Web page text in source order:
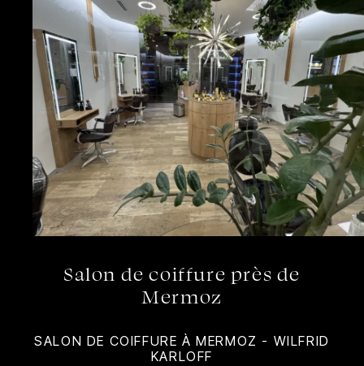
Salon de coiffure près de
Mermoz
SALON DE COIFFURE À MERMOZ - WILFRID
KARLOFF